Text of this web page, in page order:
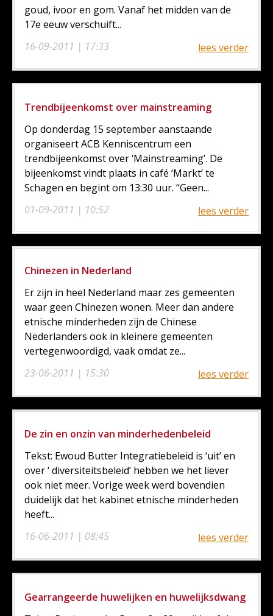
16-09-2011 | 17:33
goud, ivoor en gom. Vanaf het midden van de
17e eeuw verschuift...
lees verder
Trendbijeenkomst over mainstreaming
01-09-2011 | 10:52
Op donderdag 15 september aanstaande
organiseert ACB Kenniscentrum een
trendbijeenkomst over ‘Mainstreaming’. De
bijeenkomst vindt plaats in café ‘Markt’ te
Schagen en begint om 13:30 uur. “Geen...
lees verder
Chinezen in Nederland
23-06-2011 | 15:30
Er zijn in heel Nederland maar zes gemeenten
waar geen Chinezen wonen. Meer dan andere
etnische minderheden zijn de Chinese
Nederlanders ook in kleinere gemeenten
vertegenwoordigd, vaak omdat ze...
lees verder
De zin en onzin van minderhedenbeleid
16-06-2011 | 08:45
Tekst: Ewoud Butter Integratiebeleid is ‘uit’ en
over ‘ diversiteitsbeleid’ hebben we het liever
ook niet meer. Vorige week werd bovendien
duidelijk dat het kabinet etnische minderheden
heeft...
lees verder
Gearrangeerde huwelijken en huwelijksdwang